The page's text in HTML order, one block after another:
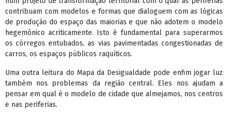
contribuam com modelos e formas que dialoguem com as lógicas
de produção do espaço das maiorias e que não adotem o modelo
hegemônico acriticamente. Isto é fundamental para superarmos
os córregos entubados, as vias pavimentadas congestionadas de
carros, os espaços públicos raquíticos.
Uma outra leitura do Mapa da Desigualdade pode enfim jogar luz
também nos problemas da região central. Eles nos ajudam a
pensar em qual é o modelo de cidade que almejamos, nos centros
e nas periferias.